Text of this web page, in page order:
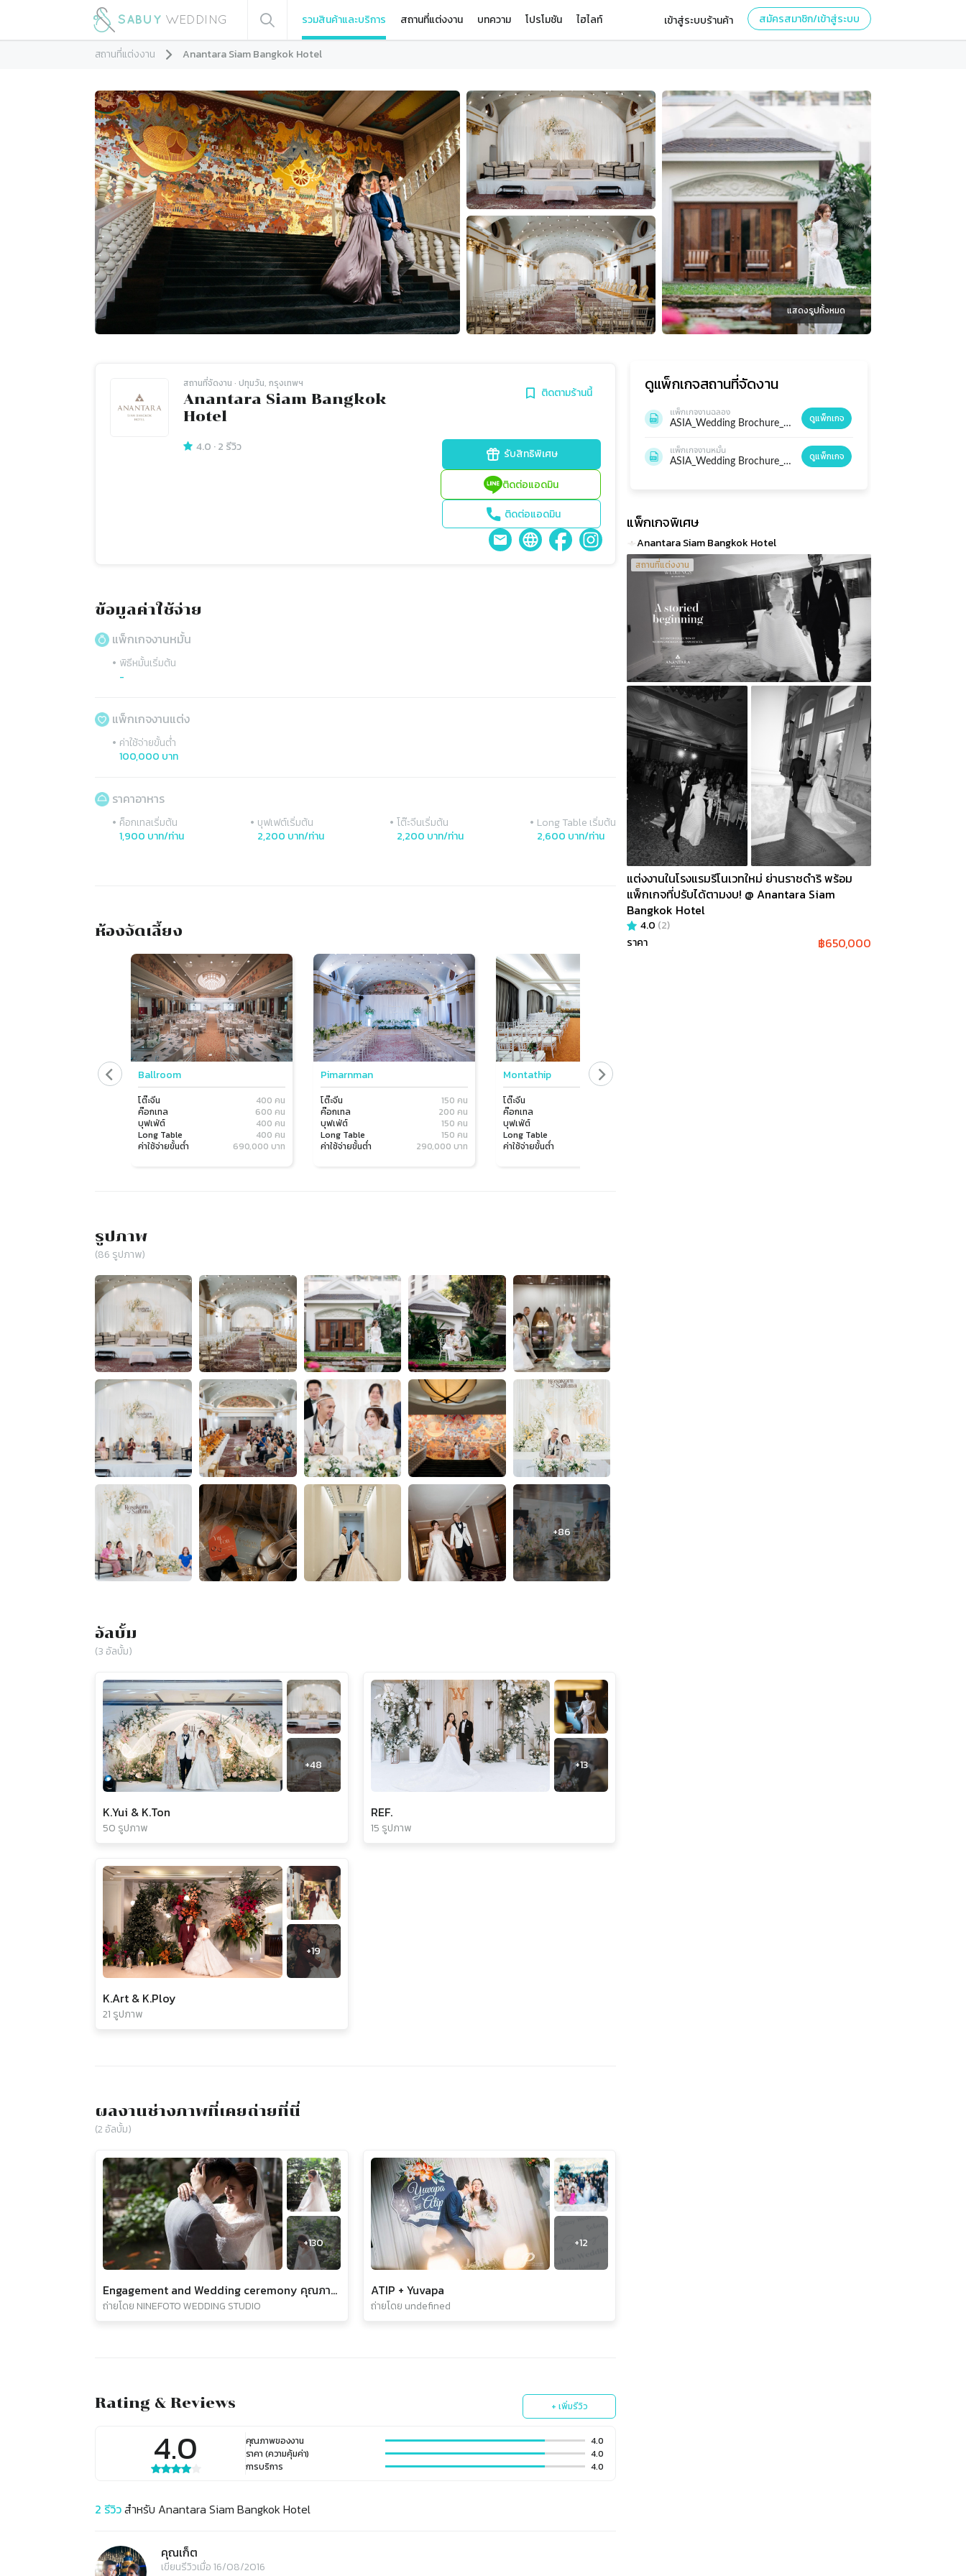
รวมสินค้าและบริการ สถานที่แต่งงาน บทความ โปรโมชัน ไฮไลท์ เข้าสู่ระบบร้านค้า สมัครสมาชิก/เข้าสู่ระบบ
สถานที่แต่งงาน Anantara Siam Bangkok Hotel
แสดงรูปทั้งหมด
สถานที่จัดงาน · ปทุมวัน, กรุงเทพฯ
Anantara Siam Bangkok
Hotel
ติดตามร้านนี้
4.0 ·2 รีวิว รับสิทธิพิเศษ
ติดต่อแอดมิน
ติดต่อแอดมิน
ข้อมูลค่าใช้จ่าย
แพ็กเกจงานหมั้น
• พิธีหมั้นเริ่มต้น
-
แพ็กเกจงานแต่ง
• ค่าใช้จ่ายขั้นต่ำ
100,000 บาท
ราคาอาหาร
• ค็อกเทลเริ่มต้น
1,900 บาท/ท่าน
• บุฟเฟต์เริ่มต้น
2,200 บาท/ท่าน
• โต๊ะจีนเริ่มต้น
2,200 บาท/ท่าน
• Long Table เริ่มต้น
2,600 บาท/ท่าน
ห้องจัดเลี้ยง
Slide 1 of 3
Ballroom
โต๊ะจีน
400 คน
ค๊อกเทล
600 คน
บุฟเฟ่ต์
400 คน
Long Table
400 คน
ค่าใช้จ่ายขั้นต่ำ
690,000 บาท
Pimarnman
โต๊ะจีน
150 คน
ค๊อกเทล
200 คน
บุฟเฟ่ต์
150 คน
Long Table
150 คน
ค่าใช้จ่ายขั้นต่ำ
290,000 บาท
Montathip
โต๊ะจีน
ค๊อกเทล
บุฟเฟ่ต์
Long Table
ค่าใช้จ่ายขั้นต่ำ
รูปภาพ
(86 รูปภาพ)
อัลบั้ม
(3 อัลบั้ม)
+48
K.Yui & K.Ton
50 รูปภาพ
+13
REF.
15 รูปภาพ
+19
K.Art & K.Ploy
21 รูปภาพ
ผลงานช่างภาพที่เคยถ่ายที่นี่
(2 อัลบั้ม)
+130
Engagement and Wedding ceremony คุณภาค+คุณจิว
ถ่ายโดย NINEFOTO WEDDING STUDIO
+12
ATIP + Yuvapa
ถ่ายโดย undefined
Rating & Reviews + เพิ่มรีวิว
4.0 คุณภาพของงาน
4.0
ราคา (ความคุ้มค่า)
4.0
การบริการ
4.0
2 รีวิวสำหรับ Anantara Siam Bangkok Hotel
คุณเก็ต
เขียนรีวิวเมื่อ 16/08/2016
ดูแพ็กเกจสถานที่จัดงาน
แพ็กเกจงานฉลอง
ASIA_Wedding Brochure_June 2026.pdf ดูแพ็กเกจ
แพ็กเกจงานหมั้น
ASIA_Wedding Brochure_June 2026.pdf ดูแพ็กเกจ
แพ็กเกจพิเศษ
Anantara Siam Bangkok Hotel
สถานที่แต่งงาน
แต่งงานในโรงแรมรีโนเวทใหม่ ย่านราชดำริ พร้อม
แพ็กเกจที่ปรับได้ตามงบ! ​@ Anantara Siam
Bangkok Hotel
4.0 (2)
ราคา
฿650,000